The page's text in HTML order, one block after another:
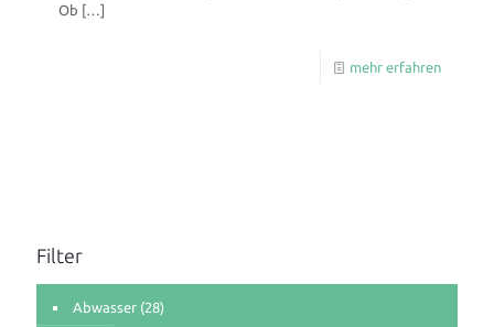
Ob […]
mehr erfahren
Filter
Abwasser (28)